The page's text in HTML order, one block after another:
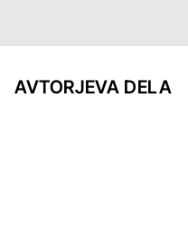
AVTORJEVA DELA